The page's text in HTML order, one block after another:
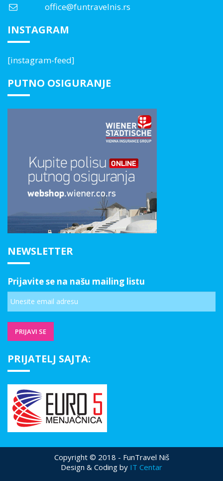
office@funtravelnis.rs
INSTAGRAM
[instagram-feed]
PUTNO OSIGURANJE
NEWSLETTER
Prijavite se na našu mailing listu
PRIJATELJ SAJTA:
Copyright © 2018 - FunTravel Niš
Design & Coding by IT Centar